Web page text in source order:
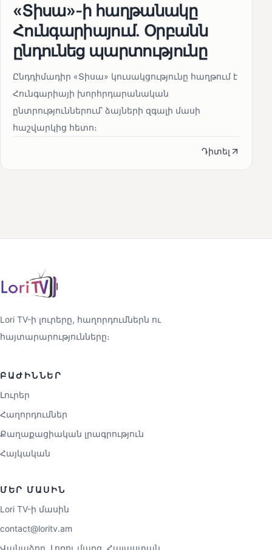
«Տիսա»-ի հաղթանակը
Հունգարիայում․ Օրբանն
ընդունեց պարտությունը
Ընդդիմադիր «Տիսա» կուսակցությունը հաղթում է
Հունգարիայի խորհրդարանական
ընտրություններում՝ ձայների զգալի մասի
հաշվարկից հետո։
Դիտել
Lori TV-ի լուրերը, հաղորդումներն ու
հայտարարությունները։
ԲԱԺԻՆՆԵՐ
Լուրեր
Հաղորդումներ
Քաղաքացիական լրագրություն
Հայկական
ՄԵՐ ՄԱՍԻՆ
Lori TV-ի մասին
contact@loritv.am
Վանաձոր, Լոռու մարզ, Հայաստան